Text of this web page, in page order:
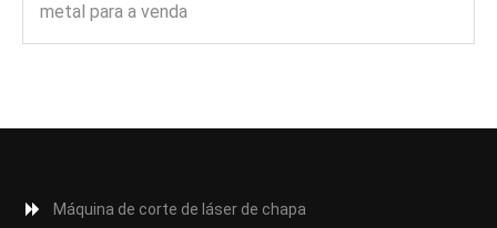
metal para a venda
Máquina de corte de láser de chapa